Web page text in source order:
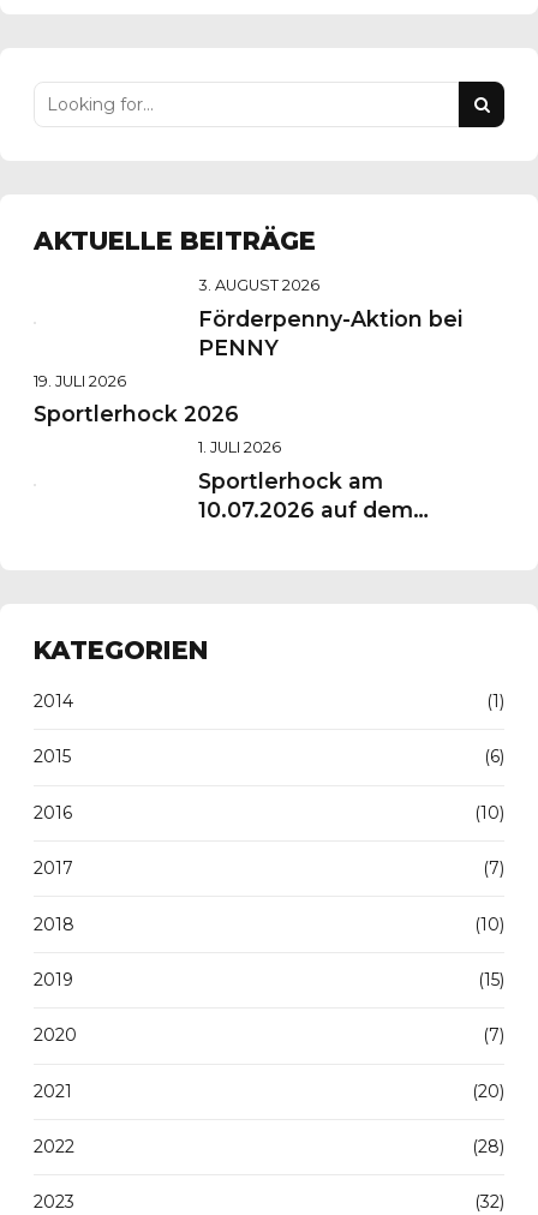
AKTUELLE BEITRÄGE
3. AUGUST 2026
Förderpenny-Aktion bei
PENNY
19. JULI 2026
Sportlerhock 2026
1. JULI 2026
Sportlerhock am
10.07.2026 auf dem
KATEGORIEN
2014 (1)
2015 (6)
2016 (10)
2017 (7)
2018 (10)
2019 (15)
2020 (7)
2021 (20)
2022 (28)
2023 (32)